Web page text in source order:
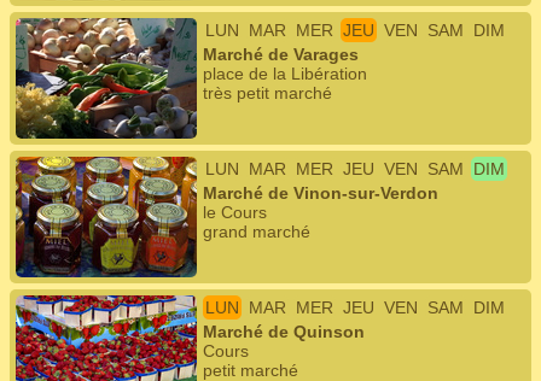
LUN MAR MER JEU VEN SAM
DIM
Marché de Varages
place de la Libération
très petit marché
LUN MAR MER JEU VEN SAM
DIM
Marché de Vinon-sur-Verdon
le Cours
grand marché
LUN MAR MER JEU VEN SAM
DIM
Marché de Quinson
Cours
petit marché